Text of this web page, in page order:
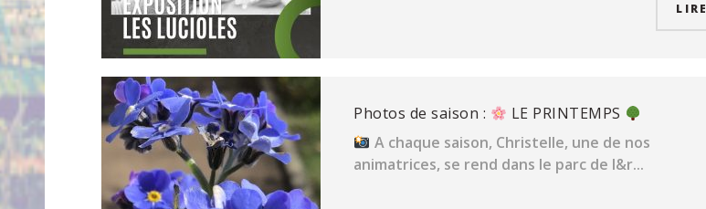
LIRE
Photos de saison :
LE PRINTEMPS
A chaque saison, Christelle, une de nos
animatrices, se rend dans le parc de l&r...